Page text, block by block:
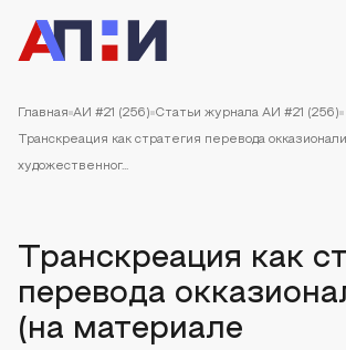
Главная АИ #21 (256) Статьи журнала АИ #21 (256)
Транскреация как стратегия перевода
художественног...
Транскреация как
перевода
(на материале